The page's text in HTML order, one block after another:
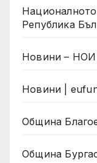
Република
Новини – НОИ
Новини |
Община
Община